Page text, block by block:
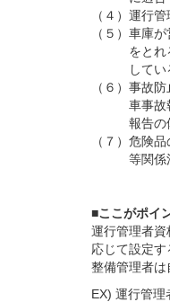
（４）運行
（５）車庫
をとれる体
している
（６）事故
車事故報告
報告の体
（７）危険
等関係法令
■ここがポイ
運行管理者
応じて設定す
整備管理者は
EX) 運行管理